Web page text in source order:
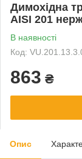
Димохідна
AISI 201
В наявності
Код:
863 ₴
Опис